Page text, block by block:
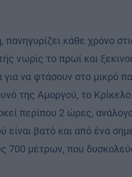
κάθε χρόνο
νωρίς το πρωί και
να φτάσουν στο μικρό
της Αμοργού, το
περίπου 2 ώρες,
βατό και από ένα
700 μέτρων, που